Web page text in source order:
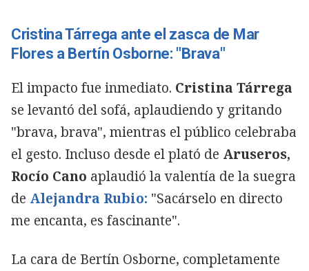
Cristina Tárrega ante el zasca de Mar
Flores a Bertín Osborne: "Brava"
El impacto fue inmediato. Cristina Tárrega
se levantó del sofá, aplaudiendo y gritando
"brava, brava", mientras el público celebraba
el gesto. Incluso desde el plató de Aruseros,
Rocío Cano aplaudió la valentía de la suegra
de Alejandra Rubio: "Sacárselo en directo
me encanta, es fascinante".
La cara de Bertín Osborne, completamente